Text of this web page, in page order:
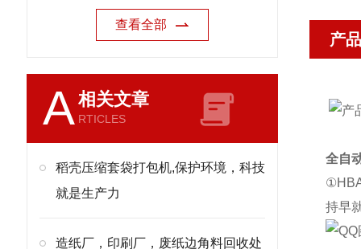
查看全部
A相关文章
RTICLES
稻壳压缩套袋打包机,保护环境，科技
就是生产力
造纸厂，印刷厂，废纸边角料回收处
产
全自
持早